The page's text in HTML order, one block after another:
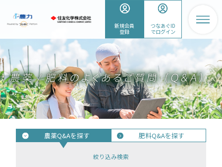
新規会員
登録
つなあぐID
でログイン
農薬Q&Aを探す 肥料Q&Aを探す
絞り込み検索